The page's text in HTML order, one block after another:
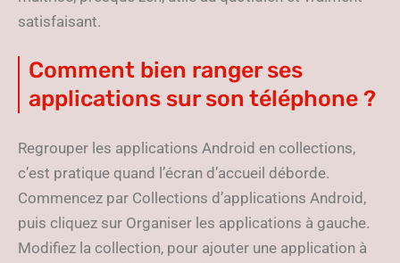
satisfaisant.
Comment bien ranger ses
applications sur son téléphone ?
Regrouper les applications Android en collections,
c’est pratique quand l’écran d’accueil déborde.
Commencez par Collections d’applications Android,
puis cliquez sur Organiser les applications à gauche.
Modifiez la collection, pour ajouter une application à